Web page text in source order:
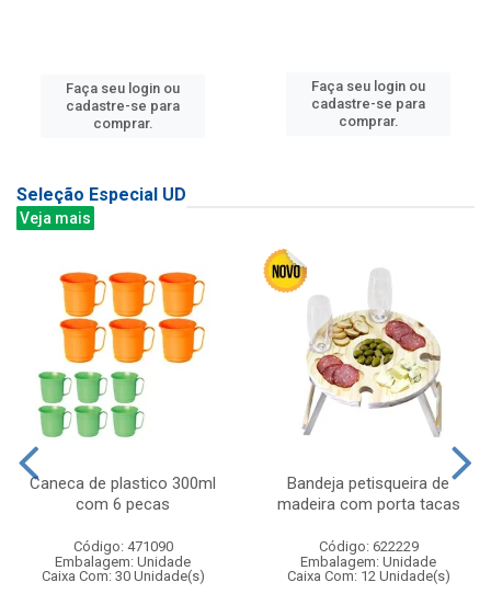
Faça seu login ou
cadastre-se para
comprar.
Faça seu login ou
cadastre-se para
comprar.
Seleção Especial UD
Veja mais
Caneca de plastico 300ml
com 6 pecas
Código: 471090
Embalagem: Unidade
Caixa Com: 30 Unidade(s)
Bandeja petisqueira de
madeira com porta tacas
Código: 622229
Embalagem: Unidade
Caixa Com: 12 Unidade(s)